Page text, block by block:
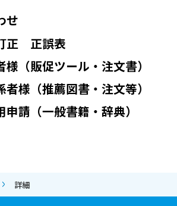
せ
正 正誤表
様（販促ツール・注文書）
者様（推薦図書・注文等）
申請（一般書籍・辞典）
詳細